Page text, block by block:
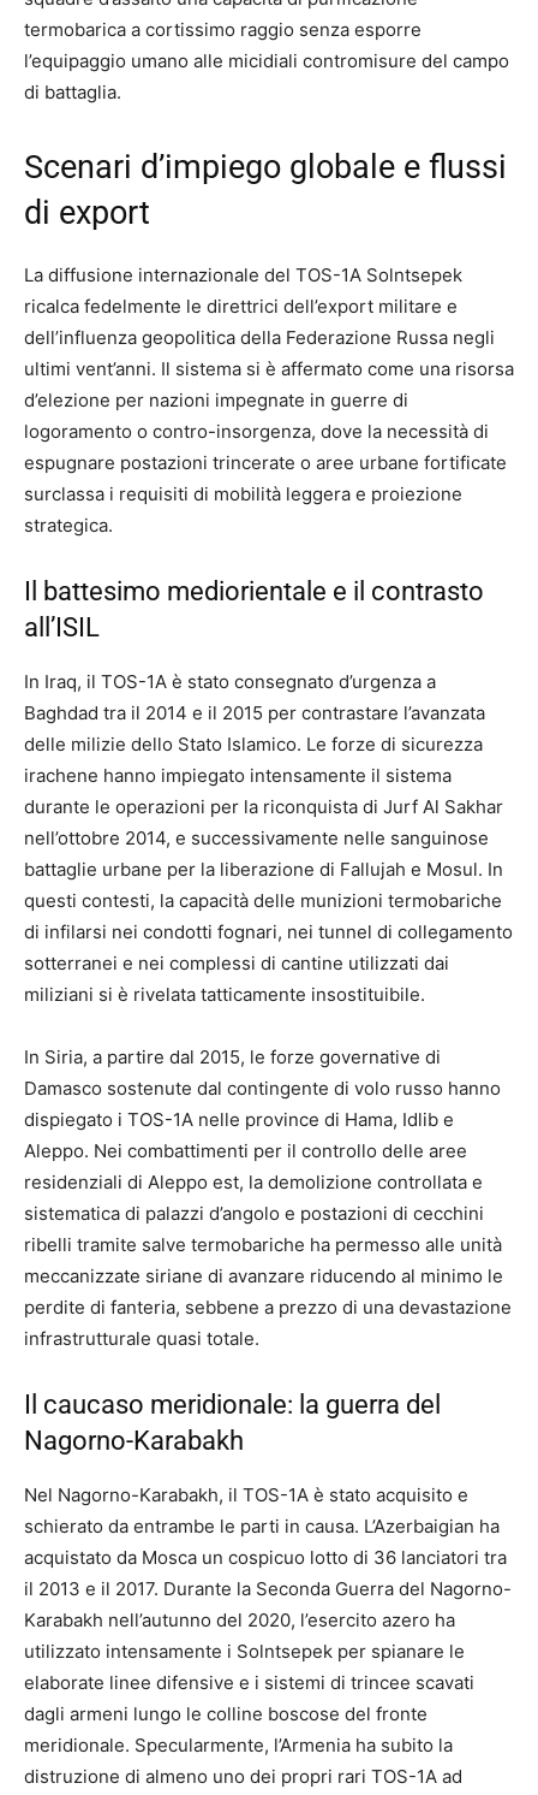
termobarica a cortissimo raggio senza esporre
l’equipaggio umano alle micidiali contromisure del campo
di battaglia.
Scenari d’impiego globale e flussi
di export
La diffusione internazionale del TOS-1A Solntsepek
ricalca fedelmente le direttrici dell’export militare e
dell’influenza geopolitica della Federazione Russa negli
ultimi vent’anni. Il sistema si è affermato come una risorsa
d’elezione per nazioni impegnate in guerre di
logoramento o contro-insorgenza, dove la necessità di
espugnare postazioni trincerate o aree urbane fortificate
surclassa i requisiti di mobilità leggera e proiezione
strategica.
Il battesimo mediorientale e il contrasto
all’ISIL
In Iraq, il TOS-1A è stato consegnato d’urgenza a
Baghdad tra il 2014 e il 2015 per contrastare l’avanzata
delle milizie dello Stato Islamico. Le forze di sicurezza
irachene hanno impiegato intensamente il sistema
durante le operazioni per la riconquista di Jurf Al Sakhar
nell’ottobre 2014, e successivamente nelle sanguinose
battaglie urbane per la liberazione di Fallujah e Mosul. In
questi contesti, la capacità delle munizioni termobariche
di infilarsi nei condotti fognari, nei tunnel di collegamento
sotterranei e nei complessi di cantine utilizzati dai
miliziani si è rivelata tatticamente insostituibile.
In Siria, a partire dal 2015, le forze governative di
Damasco sostenute dal contingente di volo russo hanno
dispiegato i TOS-1A nelle province di Hama, Idlib e
Aleppo. Nei combattimenti per il controllo delle aree
residenziali di Aleppo est, la demolizione controllata e
sistematica di palazzi d’angolo e postazioni di cecchini
ribelli tramite salve termobariche ha permesso alle unità
meccanizzate siriane di avanzare riducendo al minimo le
perdite di fanteria, sebbene a prezzo di una devastazione
infrastrutturale quasi totale.
Il caucaso meridionale: la guerra del
Nagorno-Karabakh
Nel Nagorno-Karabakh, il TOS-1A è stato acquisito e
schierato da entrambe le parti in causa. L’Azerbaigian ha
acquistato da Mosca un cospicuo lotto di 36 lanciatori tra
il 2013 e il 2017. Durante la Seconda Guerra del Nagorno-
Karabakh nell’autunno del 2020, l’esercito azero ha
utilizzato intensamente i Solntsepek per spianare le
elaborate linee difensive e i sistemi di trincee scavati
dagli armeni lungo le colline boscose del fronte
meridionale. Specularmente, l’Armenia ha subito la
distruzione di almeno uno dei propri rari TOS-1A ad